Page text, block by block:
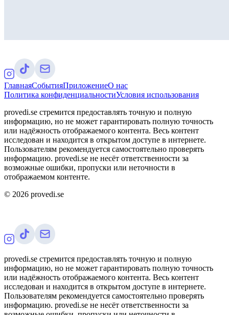
ГлавнаяСобытияПриложениеО нас
Политика конфиденциальностиУсловия использования
provedi.se стремится предоставлять точную и полную
информацию, но не может гарантировать полную точность
или надёжность отображаемого контента. Весь контент
исследован и находится в открытом доступе в интернете.
Пользователям рекомендуется самостоятельно проверять
информацию. provedi.se не несёт ответственности за
возможные ошибки, пропуски или неточности в
отображаемом контенте.
© 2026 provedi.se
provedi.se стремится предоставлять точную и полную
информацию, но не может гарантировать полную точность
или надёжность отображаемого контента. Весь контент
исследован и находится в открытом доступе в интернете.
Пользователям рекомендуется самостоятельно проверять
информацию. provedi.se не несёт ответственности за